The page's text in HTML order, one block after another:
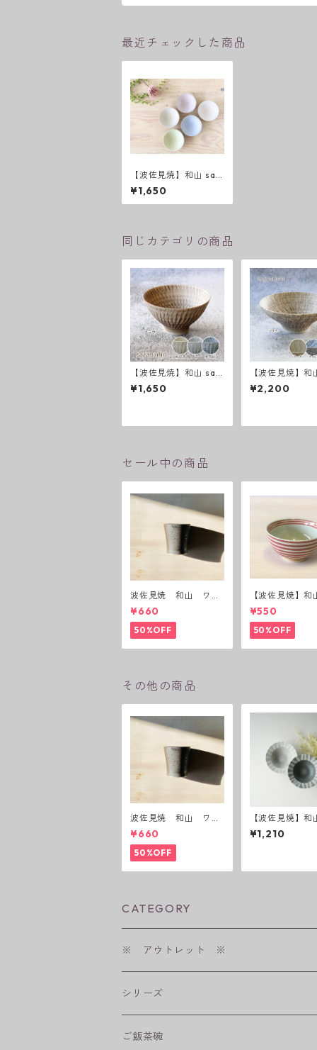
最近チェックした商品
【波佐見焼】和山 saz
anami 飯碗
¥1,650
同じカテゴリの商品
【波佐見焼】和山 saz
anami新色 飯碗
¥1,650
【波佐見焼】
anami 新色 平
¥2,200
セール中の商品
波佐見焼 和山 ワビ
カップ 黒錆 3種(アウ
トレット）
¥660
50%OFF
【波佐見焼】
ーダー茶碗 赤
¥550
50%OFF
その他の商品
波佐見焼 和山 ワビ
カップ 黒錆 3種(アウ
トレット）
¥660
50%OFF
【波佐見焼】
abby chic style
ルS ( ダークグ
¥1,210
CATEGORY
※ アウトレット ※
シリーズ
shabby chic style
ご飯茶碗